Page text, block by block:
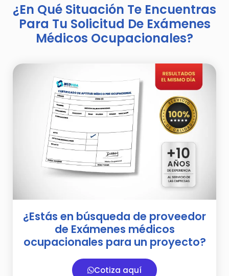
¿En Qué Situación Te Encuentras
Para Tu Solicitud De Exámenes
Médicos Ocupacionales?
¿Estás en búsqueda de proveedor
de Exámenes médicos
ocupacionales para un proyecto?
Cotiza aquí